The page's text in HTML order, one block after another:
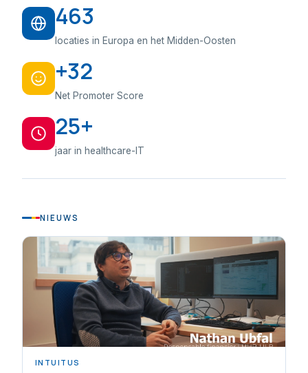
463
locaties in Europa en het Midden-Oosten
+32
Net Promoter Score
25+
jaar in healthcare-IT
NIEUWS
INTUITUS